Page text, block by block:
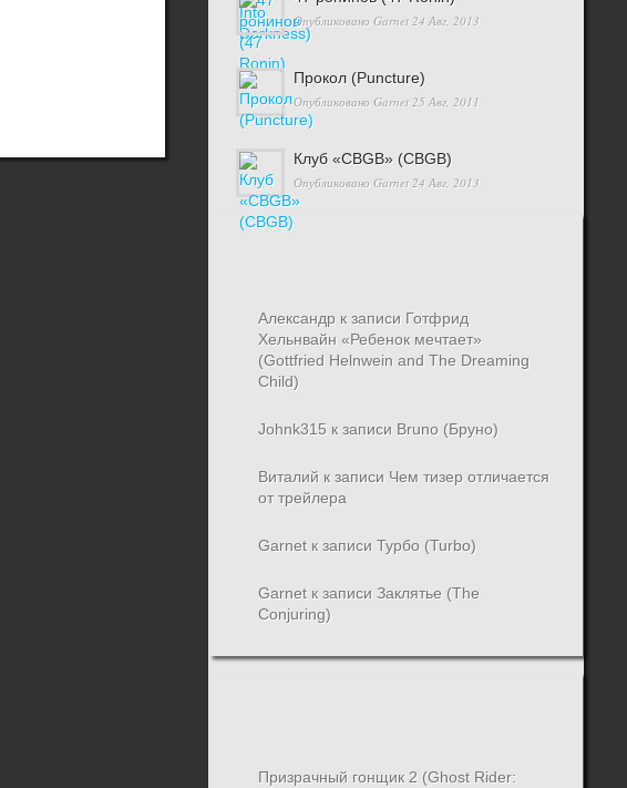
Опубликовано Garnet24 Авг, 2013
Прокол (Puncture)
Опубликовано Garnet25 Авг, 2011
Клуб «CBGB» (CBGB)
Опубликовано Garnet24 Авг, 2013
Александр к записи Готфрид
Хельнвайн «Ребенок мечтает»
(Gottfried Helnwein and The Dreaming
Child)
Johnk315 к записи Bruno (Бруно)
Виталий к записи Чем тизер отличается
от трейлера
Garnet к записиТурбо (Turbo)
Garnet к записиЗаклятье (The
Conjuring)
Призрачный гонщик 2 (Ghost Rider: